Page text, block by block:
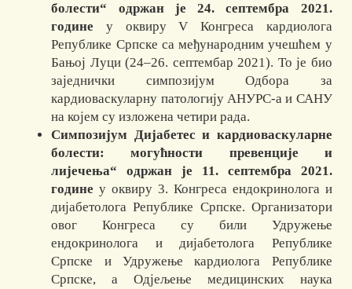
болести“ одржан је 24. септембра 2021.
године у оквиру V Конгреса кардиолога
Републике Српске са међународним учешћем у
Бањој Луци (24‒26. септембар 2021). То је био
заједнички симпозијум Одбора за
кардиоваскуларну патологију АНУРС-а и САНУ
на којем су изложена четири рада.
Симпозијум Дијабетес и кардиоваскуларне
болести: могућности превенције и
лијечења“ одржан је 11. септембра 2021.
године у оквиру 3. Конгреса ендокринолога и
дијабетолога Републике Српске. Организатори
овог Конгреса су били Удружење
ендокринолога и дијабетолога Републике
Српске и Удружење кардиолога Републике
Српске, а Одјељење медицинских наука